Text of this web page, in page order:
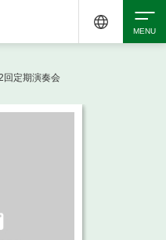
回定期演奏会